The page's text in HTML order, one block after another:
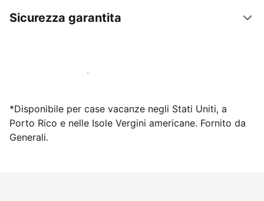
Sicurezza garantita
Inizia subito a lavorare con noi
*Disponibile per case vacanze negli Stati Uniti, a
Porto Rico e nelle Isole Vergini americane. Fornito da
Generali.